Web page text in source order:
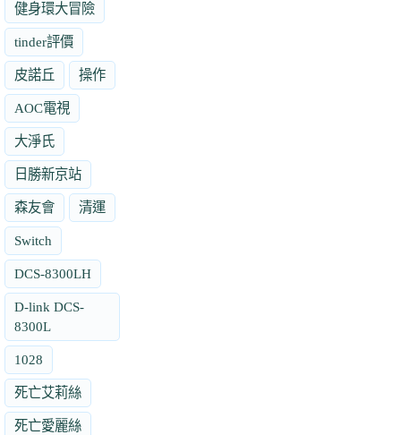
健身環大冒險
tinder評價
皮諾丘 操作
AOC電視
大淨氏
日勝新京站
森友會 清運
Switch
DCS-8300LH
D-link DCS-
8300L
1028
死亡艾莉絲
死亡愛麗絲